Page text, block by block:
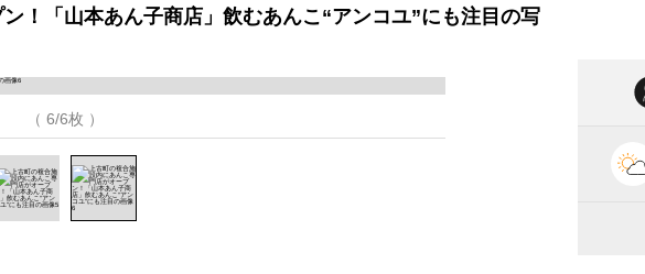
！「山本あん子商店」飲むあんこ“アンコユ”にも注目の写
（ 6/6枚 ）